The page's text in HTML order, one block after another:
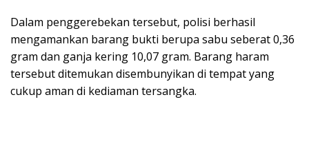
Dalam penggerebekan tersebut, polisi berhasil
mengamankan barang bukti berupa sabu seberat 0,36
gram dan ganja kering 10,07 gram. Barang haram
tersebut ditemukan disembunyikan di tempat yang
cukup aman di kediaman tersangka.